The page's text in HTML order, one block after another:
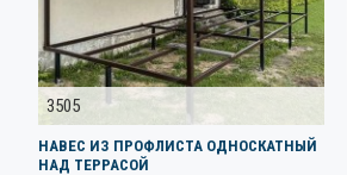
3505
НАВЕС ИЗ ПРОФЛИСТА ОДНОСКАТНЫЙ
НАД ТЕРРАСОЙ